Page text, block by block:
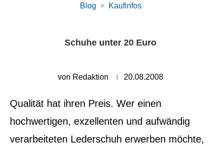
Blog Kaufinfos
Schuhe unter 20 Euro
von Redaktion 20.08.2008
Qualität hat ihren Preis. Wer einen
hochwertigen, exzellenten und aufwändig
verarbeiteten Lederschuh erwerben möchte,